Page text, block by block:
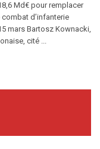
Md€ pour remplacer
d’infanterie
mars Bartosz Kownacki,
cité ...